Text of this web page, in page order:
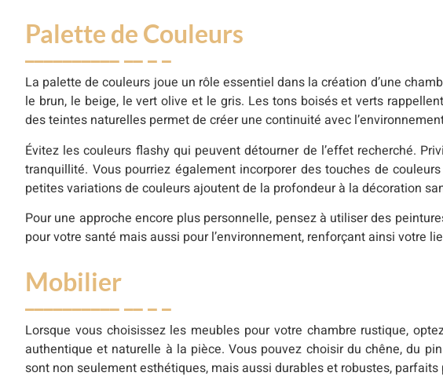
Palette de Couleurs
La palette de couleurs joue un rôle essentiel dans la création d’une
le brun, le beige, le vert olive et le gris. Les tons boisés et verts
des teintes naturelles permet de créer une continuité avec
Évitez les couleurs flashy qui peuvent détourner de l’effet recherché.
tranquillité. Vous pourriez également incorporer des touches de
petites variations de couleurs ajoutent de la profondeur à la décoration
Pour une approche encore plus personnelle, pensez à utiliser des
pour votre santé mais aussi pour l’environnement, renforçant ainsi votre
Mobilier
Lorsque vous choisissez les meubles pour votre chambre rustique,
authentique et naturelle à la pièce. Vous pouvez choisir du chêne, du
sont non seulement esthétiques, mais aussi durables et robustes,